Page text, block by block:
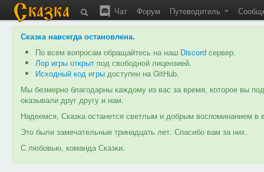
Чат Форум Путеводитель
Сказка навсегда остановлена.
По всем вопросам обращайтесь на наш Discord сервер.
Лор игры открыт под свободной лицензией.
Исходный код игры доступен на GitHub.
Мы безмерно благодарны каждому из вас за время, которое вы
оказывали друг другу и нам.
Надеемся, Сказка останется светлым и добрым воспоминанием
Это были замечательные тринадцать лет. Спасибо вам за них.
С любовью, команда Сказки.